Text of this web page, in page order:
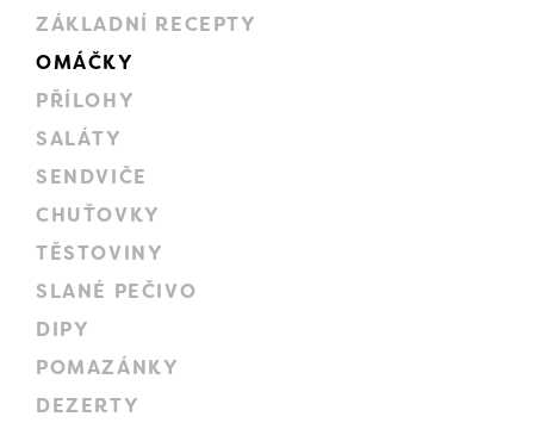
ZÁKLADNÍ RECEPTY
OMÁČKY
PŘÍLOHY
SALÁTY
SENDVIČE
CHUŤOVKY
TĚSTOVINY
SLANÉ PEČIVO
DIPY
POMAZÁNKY
DEZERTY